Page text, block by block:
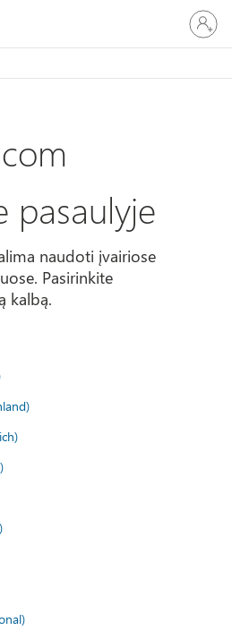
prie
pasaulyje
naudoti įvairiose
Pasirinkite
kalbą.